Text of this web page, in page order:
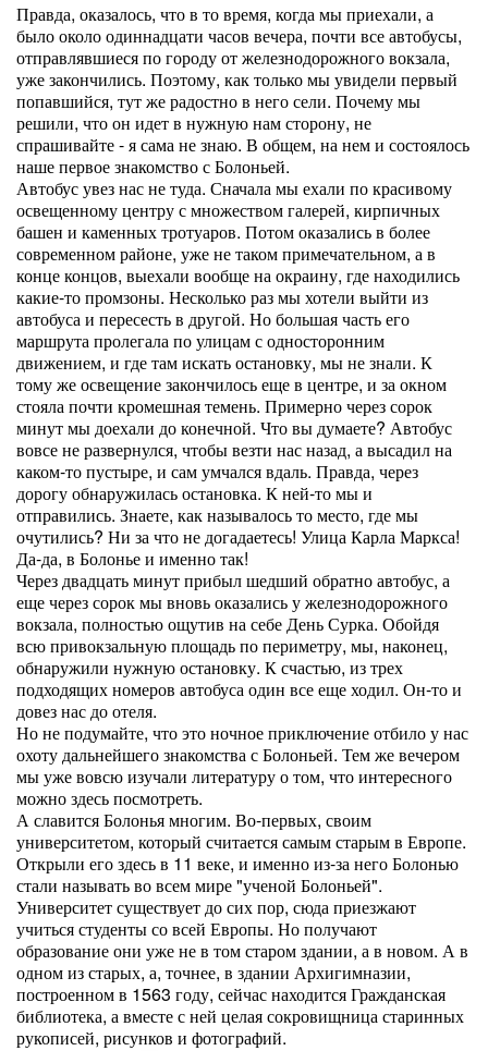
Правда, оказалось, что в то время, когда мы приехали, а
было около одиннадцати часов вечера, почти все автобусы,
отправлявшиеся по городу от железнодорожного вокзала,
уже закончились. Поэтому, как только мы увидели первый
попавшийся, тут же радостно в него сели. Почему мы
решили, что он идет в нужную нам сторону, не
спрашивайте - я сама не знаю. В общем, на нем и состоялось
наше первое знакомство с Болоньей.
Автобус увез нас не туда. Сначала мы ехали по красивому
освещенному центру с множеством галерей, кирпичных
башен и каменных тротуаров. Потом оказались в более
современном районе, уже не таком примечательном, а в
конце концов, выехали вообще на окраину, где находились
какие-то промзоны. Несколько раз мы хотели выйти из
автобуса и пересесть в другой. Но большая часть его
маршрута пролегала по улицам с односторонним
движением, и где там искать остановку, мы не знали. К
тому же освещение закончилось еще в центре, и за окном
стояла почти кромешная темень. Примерно через сорок
минут мы доехали до конечной. Что вы думаете? Автобус
вовсе не развернулся, чтобы везти нас назад, а высадил на
каком-то пустыре, и сам умчался вдаль. Правда, через
дорогу обнаружилась остановка. К ней-то мы и
отправились. Знаете, как называлось то место, где мы
очутились? Ни за что не догадаетесь! Улица Карла Маркса!
Да-да, в Болонье и именно так!
Через двадцать минут прибыл шедший обратно автобус, а
еще через сорок мы вновь оказались у железнодорожного
вокзала, полностью ощутив на себе День Сурка. Обойдя
всю привокзальную площадь по периметру, мы, наконец,
обнаружили нужную остановку. К счастью, из трех
подходящих номеров автобуса один все еще ходил. Он-то и
довез нас до отеля.
Но не подумайте, что это ночное приключение отбило у нас
охоту дальнейшего знакомства с Болоньей. Тем же вечером
мы уже вовсю изучали литературу о том, что интересного
можно здесь посмотреть.
А славится Болонья многим. Во-первых, своим
университетом, который считается самым старым в Европе.
Открыли его здесь в 11 веке, и именно из-за него Болонью
стали называть во всем мире "ученой Болоньей".
Университет существует до сих пор, сюда приезжают
учиться студенты со всей Европы. Но получают
образование они уже не в том старом здании, а в новом. А в
одном из старых, а, точнее, в здании Архигимназии,
построенном в 1563 году, сейчас находится Гражданская
библиотека, а вместе с ней целая сокровищница старинных
рукописей, рисунков и фотографий.